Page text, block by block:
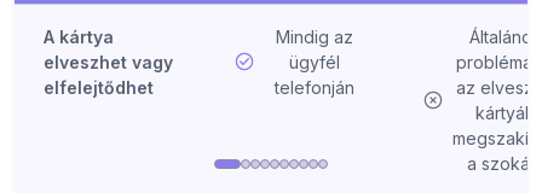
A kártya
elveszhet vagy
elfelejtődhet
Mindig az
ügyfél
telefonján
Általános
probléma
az
kártyák
a szokást